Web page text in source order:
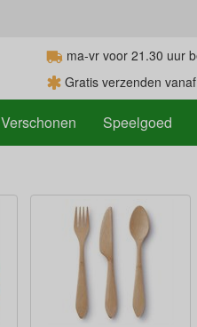
ma-vr voor 21.30 uur
Gratis verzenden
Verschonen Speelgoed